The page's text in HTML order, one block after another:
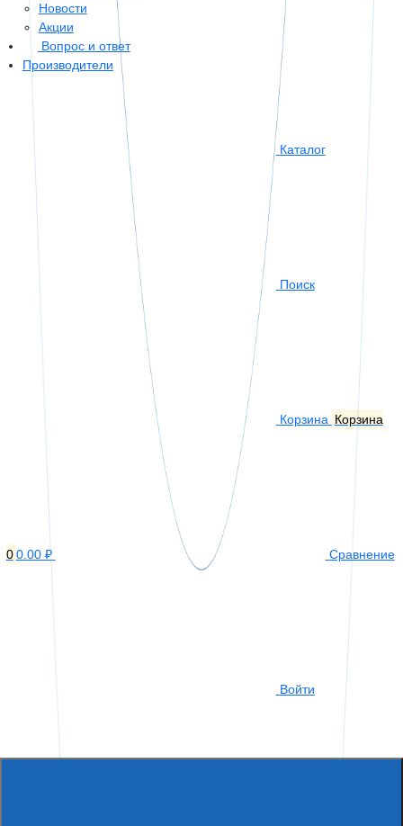
Новости
Акции
 Вопрос и ответ
Производители
Каталог
Поиск
Корзина Корзина
0 0.00 ₽ Сравнение
Войти